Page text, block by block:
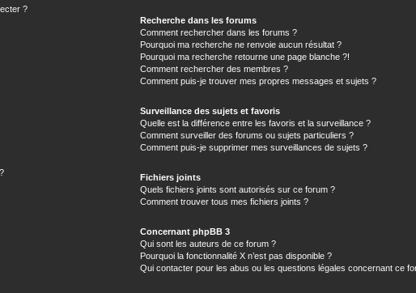
?
Recherche dans les forums
Comment rechercher dans les forums ?
Pourquoi ma recherche ne renvoie aucun résultat ?
Pourquoi ma recherche retourne une page blanche ?!
Comment rechercher des membres ?
Comment puis-je trouver mes propres messages et sujets ?
Surveillance des sujets et favoris
Quelle est la différence entre les favoris et la surveillance ?
Comment surveiller des forums ou sujets particuliers ?
Comment puis-je supprimer mes surveillances de sujets ?
Fichiers joints
Quels fichiers joints sont autorisés sur ce forum ?
Comment trouver tous mes fichiers joints ?
Concernant phpBB 3
Qui sont les auteurs de ce forum ?
Pourquoi la fonctionnalité X n’est pas disponible ?
Qui contacter pour les abus ou les questions légales concernant ce